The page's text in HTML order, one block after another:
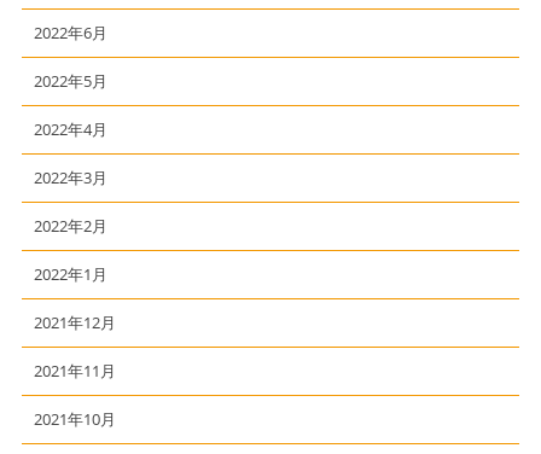
2022年6月
2022年5月
2022年4月
2022年3月
2022年2月
2022年1月
2021年12月
2021年11月
2021年10月